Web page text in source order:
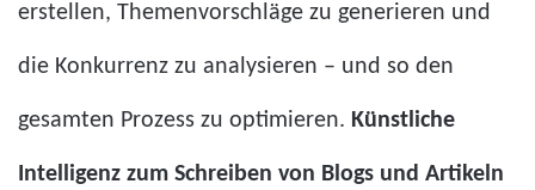
erstellen, Themenvorschläge zu generieren und
die Konkurrenz zu analysieren – und so den
gesamten Prozess zu optimieren. Künstliche
Intelligenz zum Schreiben von Blogs und Artikeln